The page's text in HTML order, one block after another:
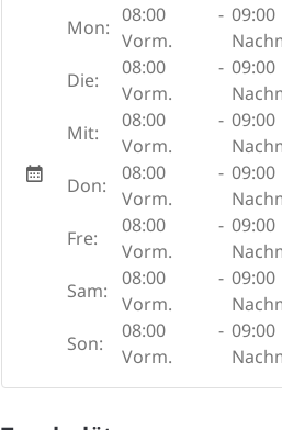
Mon:
08:00
Vorm.
- 09:00
Die:
08:00
Vorm.
- 09:00
Mit:
08:00
Vorm.
- 09:00
Don:
08:00
Vorm.
- 09:00
Fre:
08:00
Vorm.
- 09:00
Sam:
08:00
Vorm.
- 09:00
Son:
08:00
Vorm.
- 09:00